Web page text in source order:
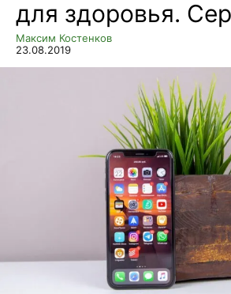
для здоровья.
Максим Костенков
23.08.2019